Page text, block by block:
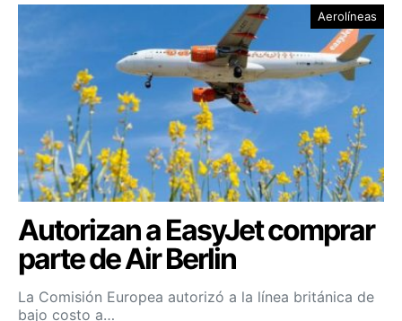
Aerolíneas
Autorizan a EasyJet comprar
parte de Air Berlin
La Comisión Europea autorizó a la línea británica de
bajo costo a…